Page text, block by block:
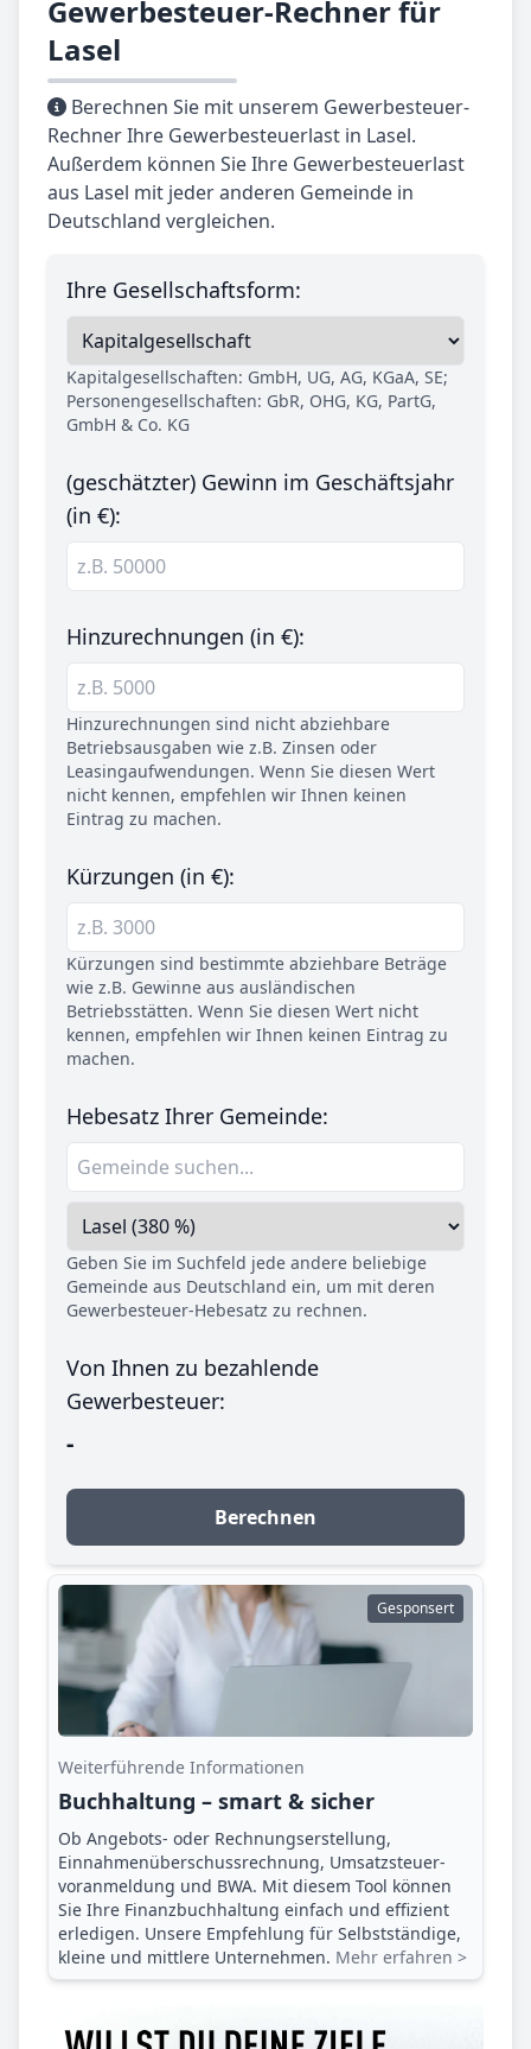
Gewerbesteuer-Rechner für
Lasel
Berechnen Sie mit unserem Gewerbesteuer-
Rechner Ihre Gewerbesteuerlast in Lasel.
Außerdem können Sie Ihre Gewerbesteuerlast
aus Lasel mit jeder anderen Gemeinde in
Deutschland vergleichen.
Ihre Gesellschaftsform:
Kapitalgesellschaften: GmbH, UG, AG, KGaA, SE;
Personengesellschaften: GbR, OHG, KG, PartG,
GmbH & Co. KG
(geschätzter) Gewinn im Geschäftsjahr
(in €):
Hinzurechnungen (in €):
Hinzurechnungen sind nicht abziehbare
Betriebsausgaben wie z.B. Zinsen oder
Leasingaufwendungen. Wenn Sie diesen Wert
nicht kennen, empfehlen wir Ihnen keinen
Eintrag zu machen.
Kürzungen (in €):
Kürzungen sind bestimmte abziehbare Beträge
wie z.B. Gewinne aus ausländischen
Betriebsstätten. Wenn Sie diesen Wert nicht
kennen, empfehlen wir Ihnen keinen Eintrag zu
machen.
Hebesatz Ihrer Gemeinde:
Geben Sie im Suchfeld jede andere beliebige
Gemeinde aus Deutschland ein, um mit deren
Gewerbesteuer-Hebesatz zu rechnen.
Von Ihnen zu bezahlende
Gewerbesteuer:
-
Berechnen
Gesponsert
Weiterführende Informationen
Buchhaltung – smart & sicher
Ob Angebots- oder Rechnungserstellung,
Einnahmenüberschuss­rechnung, Umsatzsteuer­
voranmeldung und BWA. Mit diesem Tool können
Sie Ihre Finanz­buchhaltung einfach und effizient
erledigen. Unsere Empfehlung für Selbstständige,
kleine und mittlere Unternehmen. Mehr erfahren >